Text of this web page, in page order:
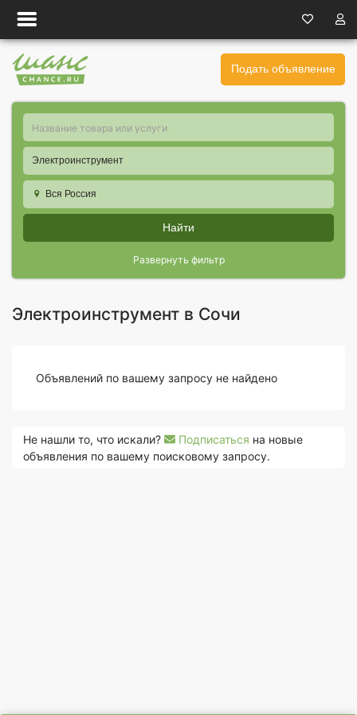
Подать объявление
Электроинструмент
Вся Россия
Найти
Развернуть фильтр
Электроинструмент в Сочи
Объявлений по вашему запросу не найдено
Не нашли то, что искали? Подписаться на новые
объявления по вашему поисковому запросу.